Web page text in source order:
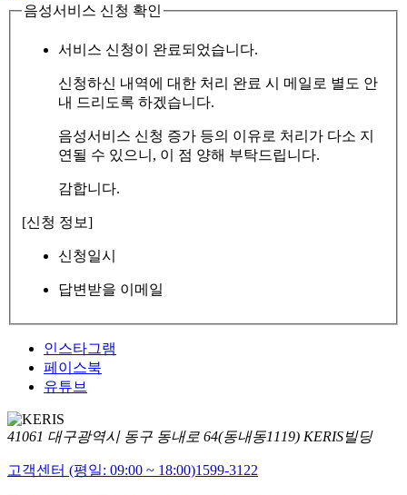
음성서비스 신청 확인
서비스 신청이 완료되었습니다.
신청하신 내역에 대한 처리 완료 시 메일로 별도 안
내 드리도록 하겠습니다.
음성서비스 신청 증가 등의 이유로 처리가 다소 지
연될 수 있으니, 이 점 양해 부탁드립니다.
감합니다.
[신청 정보]
신청일시
답변받을 이메일
인스타그램
페이스북
유튜브
41061 대구광역시 동구 동내로 64(동내동1119) KERIS빌딩
고객센터 (평일: 09:00 ~ 18:00)1599-3122